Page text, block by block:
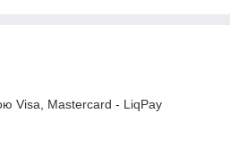
Visa, Mastercard - LiqPay